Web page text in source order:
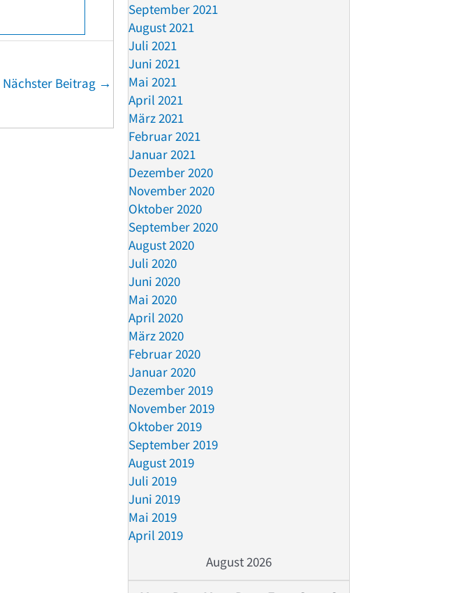
Nächster Beitrag →
September 2021
August 2021
Juli 2021
Juni 2021
Mai 2021
April 2021
März 2021
Februar 2021
Januar 2021
Dezember 2020
November 2020
Oktober 2020
September 2020
August 2020
Juli 2020
Juni 2020
Mai 2020
April 2020
März 2020
Februar 2020
Januar 2020
Dezember 2019
November 2019
Oktober 2019
September 2019
August 2019
Juli 2019
Juni 2019
Mai 2019
April 2019
August 2026